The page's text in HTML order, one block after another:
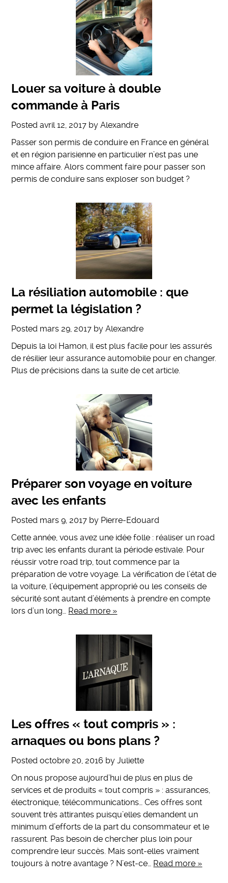
Louer sa voiture à double
commande à Paris
Postedavril 12, 2017 byAlexandre
Passer son permis de conduire en France en général
et en région parisienne en particulier n’est pas une
mince affaire. Alors comment faire pour passer son
permis de conduire sans exploser son budget ?
La résiliation automobile : que
permet la législation ?
Posted mars 29, 2017 byAlexandre
Depuis la loi Hamon, il est plus facile pour les assurés
de résilier leur assurance automobile pour en changer.
Plus de précisions dans la suite de cet article.
Préparer son voyage en voiture
avec les enfants
Posted mars 9, 2017 by Pierre-Edouard
Cette année, vous avez une idée folle : réaliser un road
trip avec les enfants durant la période estivale. Pour
réussir votre road trip, tout commence par la
préparation de votre voyage. La vérification de l’état de
la voiture, l’équipement approprié ou les conseils de
sécurité sont autant d’éléments à prendre en compte
lors d’un long… Read more »
Les offres « tout compris » :
arnaques ou bons plans ?
Postedoctobre 20, 2016 byJuliette
On nous propose aujourd’hui de plus en plus de
services et de produits « tout compris » : assurances,
électronique, télécommunications… Ces offres sont
souvent très attirantes puisqu’elles demandent un
minimum d’efforts de la part du consommateur et le
rassurent. Pas besoin de chercher plus loin pour
comprendre leur succès. Mais sont-elles vraiment
toujours à notre avantage ? N’est-ce… Read more »